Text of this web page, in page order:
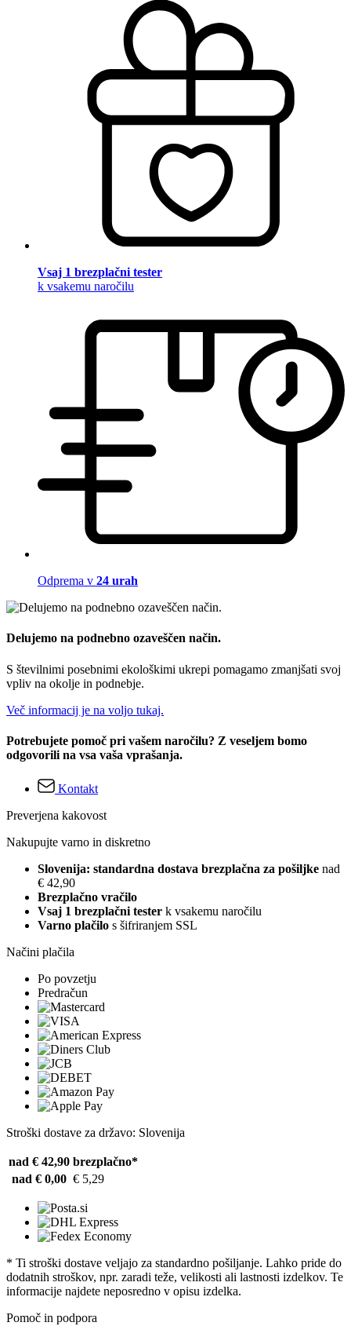
Vsaj 1 brezplačni tester
k vsakemu naročilu
Odprema v 24 urah
Delujemo na podnebno ozaveščen način.
S številnimi posebnimi ekološkimi ukrepi pomagamo zmanjšati svoj
vpliv na okolje in podnebje.
Več informacij je na voljo tukaj.
Potrebujete pomoč pri vašem naročilu? Z veseljem bomo
odgovorili na vsa vaša vprašanja.
Kontakt
Preverjena kakovost
Nakupujte varno in diskretno
Slovenija: standardna dostava brezplačna za pošiljke nad
€ 42,90
Brezplačno vračilo
Vsaj 1 brezplačni tester k vsakemu naročilu
Varno plačilo s šifriranjem SSL
Načini plačila
Po povzetju
Predračun
Stroški dostave za državo: Slovenija
nad € 42,90 brezplačno*
nad € 0,00 € 5,29
* Ti stroški dostave veljajo za standardno pošiljanje. Lahko pride do
dodatnih stroškov, npr. zaradi teže, velikosti ali lastnosti izdelkov. Te
informacije najdete neposredno v opisu izdelka.
Pomoč in podpora